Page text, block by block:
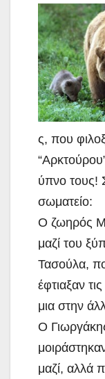
ς, που
ύπνο τους!
σωματείο:
Ο ζωηρός
μαζί του
Τασούλα,
έφτιαξαν
μια στην
Ο
μαζί, αλλά